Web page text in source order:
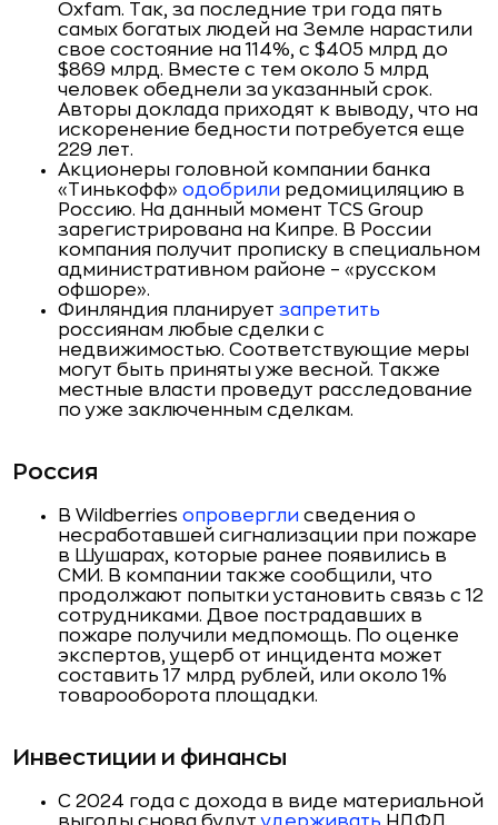
Oxfam. Так, за последние три года пять
самых богатых людей на Земле нарастили
свое состояние на 114%, с $405 млрд до
$869 млрд. Вместе с тем около 5 млрд
человек обеднели за указанный срок.
Авторы доклада приходят к выводу, что на
искоренение бедности потребуется еще
229 лет.
Акционеры головной компании банка
«Тинькофф» одобрили редомициляцию в
Россию. На данный момент TCS Group
зарегистрирована на Кипре. В России
компания получит прописку в специальном
административном районе – «русском
офшоре».
Финляндия планирует запретить
россиянам любые сделки с
недвижимостью. Соответствующие меры
могут быть приняты уже весной. Также
местные власти проведут расследование
по уже заключенным сделкам.
Россия
В Wildberries опровергли сведения о
несработавшей сигнализации при пожаре
в Шушарах, которые ранее появились в
СМИ. В компании также сообщили, что
продолжают попытки установить связь с 12
сотрудниками. Двое пострадавших в
пожаре получили медпомощь. По оценке
экспертов, ущерб от инцидента может
составить 17 млрд рублей, или около 1%
товарооборота площадки.
Инвестиции и финансы
С 2024 года с дохода в виде материальной